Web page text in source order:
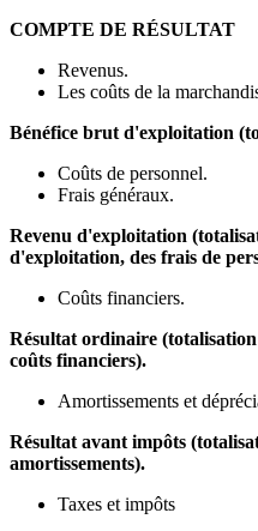
COMPTE DE RÉSULTAT
Revenus.
Les coûts de la
Bénéfice brut d'exploitation
Coûts de personnel.
Frais généraux.
Revenu d'exploitation
d'exploitation, des frais de
Coûts financiers.
Résultat ordinaire
coûts financiers).
Amortissements et
Résultat avant impôts
amortissements).
Taxes et impôts